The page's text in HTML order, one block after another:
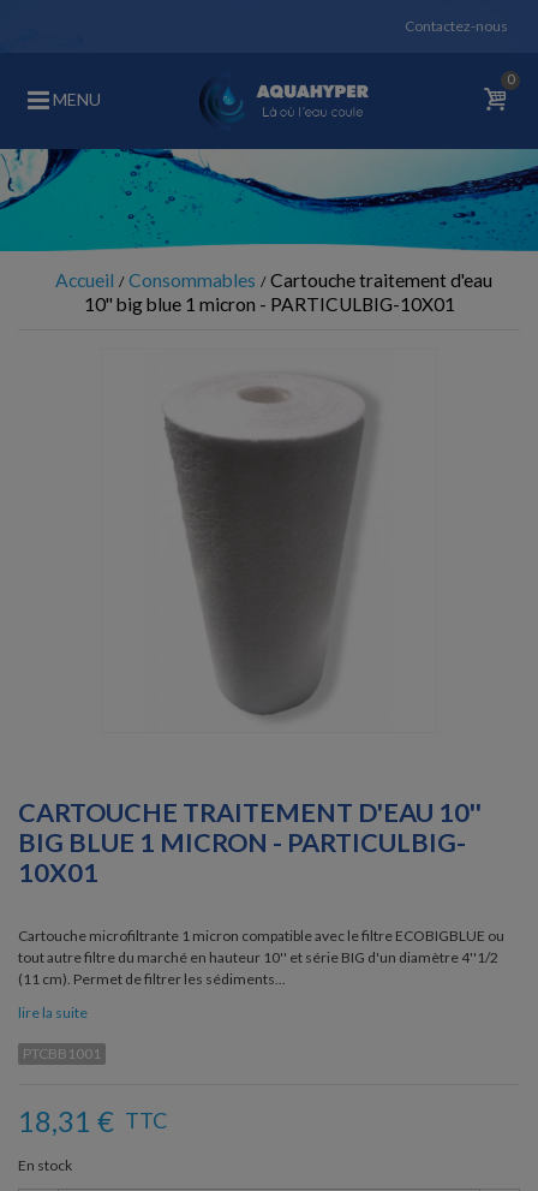
Contactez-nous
MENU
0
Accueil Consommables
Cartouche traitement d'eau
10'' big blue 1 micron - PARTICULBIG-10X01
CARTOUCHE TRAITEMENT D'EAU 10''
BIG BLUE 1 MICRON - PARTICULBIG-
10X01
Cartouche microfiltrante 1 micron compatible avec le filtre ECOBIGBLUE ou
tout autre filtre du marché en hauteur 10'' et série BIG d'un diamètre 4''1/2
(11 cm). Permet de filtrer les sédiments...
lire la suite
PTCBB1001
18,31 € TTC
En stock